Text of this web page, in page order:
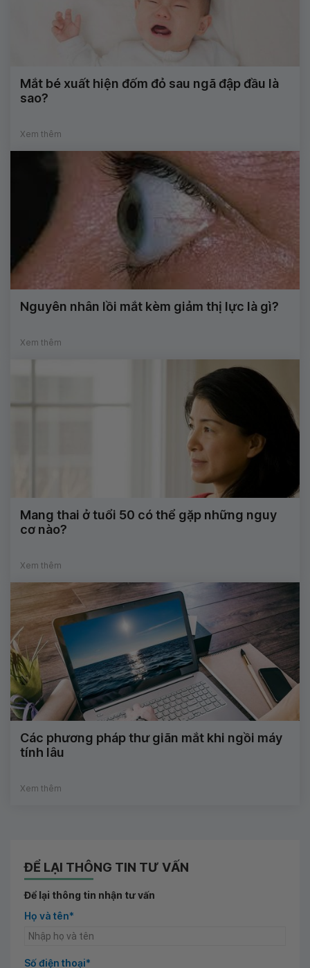
Mắt bé xuất hiện đốm đỏ sau ngã đập đầu là
sao?
Xem thêm
Nguyên nhân lồi mắt kèm giảm thị lực là gì?
Xem thêm
Mang thai ở tuổi 50 có thể gặp những nguy
cơ nào?
Xem thêm
Các phương pháp thư giãn mắt khi ngồi máy
tính lâu
Xem thêm
ĐỂ LẠI THÔNG TIN TƯ VẤN
Để lại thông tin nhận tư vấn
Họ và tên*
Số điện thoại*